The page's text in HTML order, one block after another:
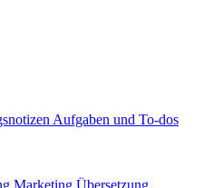
Aufgaben und To-dos
Marketing Übersetzung